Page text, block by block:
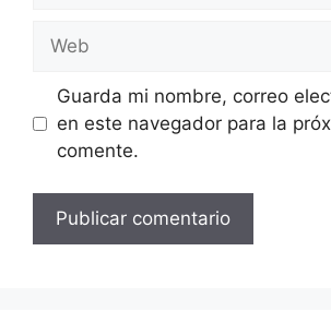
Web
Guarda mi nombre, correo
en este navegador para la
comente.